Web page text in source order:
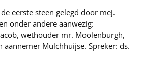
eerste steen gelegd door mej.
onder andere aanwezig:
wethouder mr. Moolenburgh,
aannemer Mulchhuijse. Spreker: ds.